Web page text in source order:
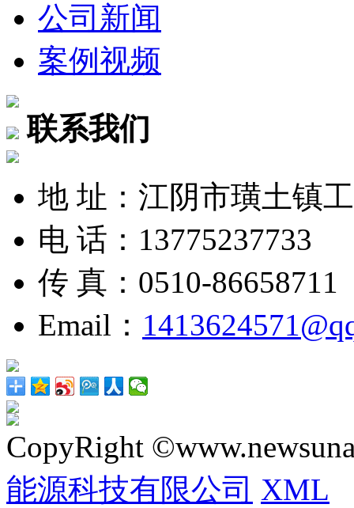
公司新闻
案例视频
联系我们
地 址：江阴市璜土镇
电 话：13775237733
传 真：0510-86658711
Email：
CopyRight
能源科技有限公司 XML